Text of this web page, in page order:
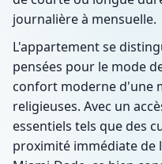
journalière à mensuelle.
L'appartement se
pensées pour le mode
confort moderne d'une
religieuses. Avec un
essentiels tels que des
proximité immédiate de